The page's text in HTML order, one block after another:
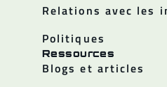
Relations avec les
Politiques
Ressources
Blogs et articles